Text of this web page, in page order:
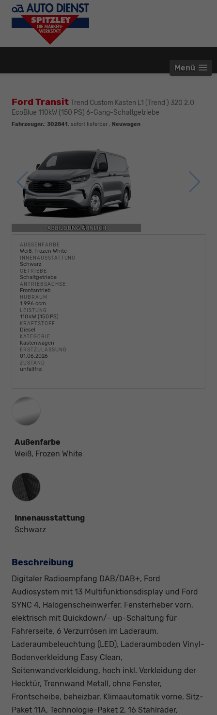
Menü
Ford Transit Trend Custom Kasten L1 (Trend ) 320 2.0
EcoBlue 110kW (150 PS) 6-Gang-Schaltgetriebe
Fahrzeugnr.: 302841, sofort lieferbar , Neuwagen
AUSSENFARBE
Weiß, Frozen White
INNENAUSSTATTUNG
Schwarz
GETRIEBE
Schaltgetriebe
ANTRIEBSACHSE
Frontantrieb
HUBRAUM
1.996 ccm
LEISTUNG
110 kW (150 PS)
KRAFTSTOFF
Diesel
KATEGORIE
Kastenwagen
ERSTZULASSUNG
01.06.2026
ZUSTAND
unfallfrei
Außenfarbe
Weiß, Frozen White
Innenausstattung
Innenausstattung
Schwarz
Beschreibung
Digitaler Radioempfang DAB/DAB+, Ford
Audiosystem mit 13 Multifunktionsdisplay und Ford
SYNC 4, Halogenscheinwerfer, Fensterheber vorn,
elektrisch mit Quickdown/- up-Schaltung für
Fahrerseite, 6 Verzurrösen im Laderaum,
Laderaumbeleuchtung (LED), Laderaumboden Vinyl-
Bodenverkleidung Easy Clean,
Seitenwandverkleidung, hoch inkl. Verkleidung der
Hecktür, Trennwand Metall, ohne Fenster,
Frontscheibe, beheizbar, Klimaautomatik vorne, Sitz-
Paket 11A, Technologie-Paket 2, 16 Stahlräder,